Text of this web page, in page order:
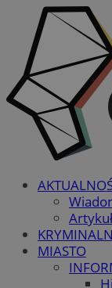
MIASTO